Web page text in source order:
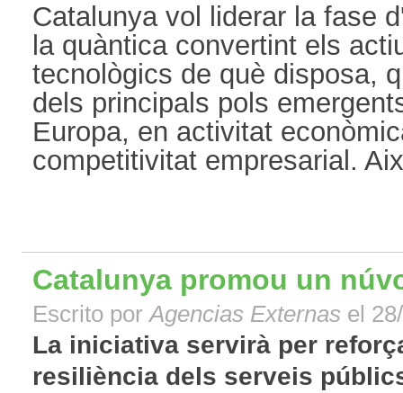
Catalunya vol liderar la fase
la quàntica convertint els
tecnològics de què disposa,
dels principals pols
Europa, en activitat
competitivitat empresarial.
Catalunya promou un
Escrito porAgencias Externas el
La iniciativa servirà per
resiliència dels serveis